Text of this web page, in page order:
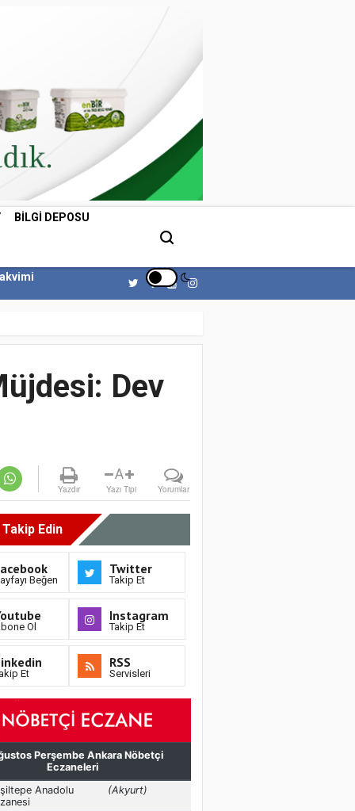
BILGI DEPOSU
Dev
Yazdır
A
Yazı Tipi Yorumlar
Edin
Beğen
Twitter
Takip Et
Ol
Instagram
Takip Et
Et
RSS
Servisleri